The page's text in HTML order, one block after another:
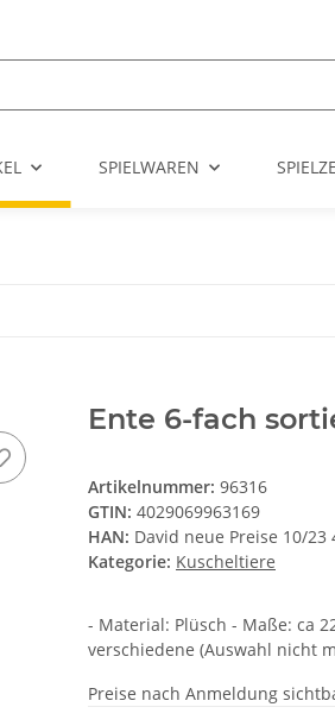
SPIELWAREN
Ente 6-fach
Artikelnummer: 96316
GTIN: 4029069963169
HAN: David neue Preise 10/23
Kategorie: Kuscheltiere
- Material: Plüsch - Maße: ca
verschiedene (Auswahl nicht
Preise nach Anmeldung